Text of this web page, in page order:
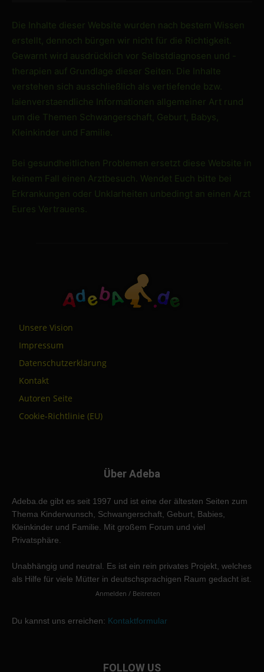
Die Inhalte dieser Website wurden nach bestem Wissen
erstellt, dennoch bürgen wir nicht für die Richtigkeit.
Gewarnt wird ausdrücklich vor Selbstdiagnosen und -
therapien auf Grundlage dieser Seiten. Die Inhalte
verstehen sich ausschließlich als vertiefende bzw.
laienverstaendliche Informationen allgemeiner Art rund
um die Themen Schwangerschaft, Geburt, Babys,
Kleinkinder und Familie.
Bei gesundheitlichen Problemen ersetzt diese Website in
keinem Fall einen Arztbesuch. Wendet Euch bitte bei
Erkrankungen oder Unklarheiten unbedingt an einen Arzt
Eures Vertrauens.
Unsere Vision
Impressum
Datenschutzerklärung
Kontakt
Autoren Seite
Cookie-Richtlinie (EU)
Über Adeba
Adeba.de gibt es seit 1997 und ist eine der ältesten Seiten zum
Thema Kinderwunsch, Schwangerschaft, Geburt, Babies,
Kleinkinder und Familie. Mit großem Forum und viel
Privatsphäre.
Unabhängig und neutral. Es ist ein rein privates Projekt, welches
als Hilfe für viele Mütter in deutschsprachigen Raum gedacht ist.
Anmelden / Beitreten
Du kannst uns erreichen: Kontaktformular
FOLLOW US